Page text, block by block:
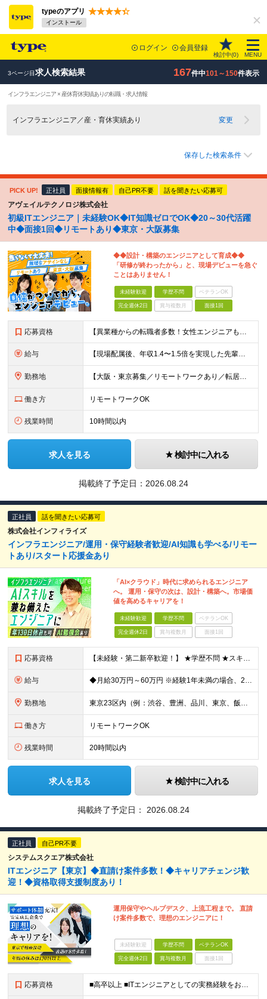
typeのアプリ
インストール
ログイン 会員登録
検討中(0) MENU
3ページ目求人検索結果 167件中101～150件表示
インフラエンジニア × 産休育休実績ありの転職・求人情報
インフラエンジニア／産・育休実績あり 変更
保存した検索条件
PICK UP! 正社員 面接情報有 自己PR不要 話を聞きたい応募可
アヴェイルテクノロジ株式会社
初級ITエンジニア｜未経験OK◆IT知識ゼロでOK◆20～30代活躍
中◆面接1回◆リモートあり◆東京・大阪募集
◆◆設計・構築のエンジニアとして育成◆◆
「研修が終わったから」と、現場デビューを急ぐ
ことはありません！
未経験歓迎 学歴不問 ベテランOK
完全週休2日 賞与複数月 面接1回
応募資格 【異業種からの転職者多数！女性エンジニアも活躍中】 ◆学歴不問 ◆未経験OK ≪こんな方を歓迎しています≫ ◎未経験から成長できる環境で活躍したい方 ◎大学やスクールでIT系のスキルを学んだことのあ
給与 【現場配属後、年収1.4〜1.5倍を実現した先輩も！残業代全額支給】 ◆給与は経験やスキルに応じて決定します ◆年俸制250万円～350万円（1/12を月々支給） ≪年収UPの例≫ ◎飲食業からのキ
勤務地 【大阪・東京募集／リモートワークあり／転居を伴う転勤なし】 東京本社、大阪事務所、または東京23区内・関西（大阪・兵庫）の各クライアント先勤務 ◆入社後、約1年間はクライアント先ではなく 自社内（東
働き方 リモートワークOK
残業時間 10時間以内
求人を見る 検討中に入れる
掲載終了予定日： 2026.08.24
正社員 話を聞きたい応募可
株式会社インフィライズ
インフラエンジニア/運用・保守経験者歓迎/AI知識も学べる/リモー
トあり/スタート応援金あり
「AI×クラウド」時代に求められるエンジニア
へ。 運用・保守の次は、設計・構築へ。市場価
値を高めるキャリアを！
未経験歓迎 学歴不問 ベテランOK
完全週休2日 賞与複数月 面接1回
応募資格 【未経験・第二新卒歓迎！】 ★学歴不問 ★スキルや経験は一切不問。私たちが何より大切にしているのは、 「人柄」と「やってみたい」という気持ちです。 ◎インフラ経験を少しでもお持ちの方は優遇いたします
給与 ◆月給30万円～60万円 ※経験1年未満の場合、24万円以上でのご提示となります。 ※スキル・ご経験を考慮の上ご提示します ※経験者はこれまで全員が前職からの給与アップを実現 ※みなし残業代あり（月1
勤務地 東京23区内（例：渋谷、豊洲、品川、東京、飯田橋など）の各プロジェクト先 ★転居を伴う転勤なし！勤務地は希望を考慮。 ◎U・Iターン歓迎！ ◎上記勤務地は一例。ご希望や適性、状況を考慮し勤務地を決
働き方 リモートワークOK
残業時間 20時間以内
求人を見る 検討中に入れる
掲載終了予定日： 2026.08.24
正社員 自己PR不要
システムスクエア株式会社
ITエンジニア【東京】◆直請け案件多数！◆キャリアチェンジ歓
迎！◆資格取得支援制度あり！
運用保守やヘルプデスク、上流工程まで。 直請
け案件多数で、理想のエンジニアに！
未経験歓迎 学歴不問 ベテランOK
完全週休2日 賞与複数月 面接1回
応募資格 ■高卒以上 ■ITエンジニアとしての実務経験をお持ちの方 ⇒インフラ、開発問わず、何らかの技術経験をお持ちの方を想定しています。 ★「学ぶ意欲がある方」「コミュニケーション力のある方」大歓迎！